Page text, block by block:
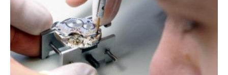
著者一覧
ライター募集